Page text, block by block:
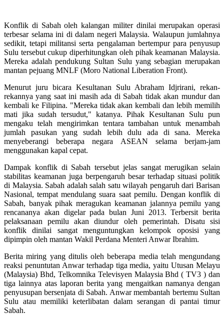
Konflik di Sabah oleh kalangan militer dinilai merupakan operasi
terbesar selama ini di dalam negeri Malaysia. Walaupun jumlahnya
sedikit, tetapi militansi serta pengalaman bertempur para penyusup
Sulu tersebut cukup diperhitungkan oleh pihak keamanan Malaysia.
Mereka adalah pendukung Sultan Sulu yang sebagian merupakan
mantan pejuang MNLF (Moro National Liberation Front).
Menurut juru bicara Kesultanan Sulu Abraham Idjrirani, rekan-
rekannya yang saat ini masih ada di Sabah tidak akan mundur dan
kembali ke Filipina. "Mereka tidak akan kembali dan lebih memilih
mati jika sudah tersudut," katanya. Pihak Kesultanan Sulu pun
mengaku telah mengirimkan tentara tambahan untuk menambah
jumlah pasukan yang sudah lebih dulu ada di sana. Mereka
menyeberangi beberapa negara ASEAN selama berjam-jam
menggunakan kapal cepat.
Dampak konflik di Sabah tersebut jelas sangat merugikan selain
stabilitas keamanan juga berpengaruh besar terhadap situasi politik
di Malaysia. Sabah adalah salah satu wilayah pengaruh dari Barisan
Nasional, tempat mendulang suara saat pemilu. Dengan konflik di
Sabah, banyak pihak meragukan keamanan jalannya pemilu yang
rencananya akan digelar pada bulan Juni 2013. Terbersit berita
pelaksanaan pemilu akan diundur oleh pemerintah. Disatu sisi
konflik dinilai sangat menguntungkan kelompok oposisi yang
dipimpin oleh mantan Wakil Perdana Menteri Anwar Ibrahim.
Berita miring yang ditulis oleh beberapa media telah mengundang
reaksi penuntutan Anwar terhadap tiga media, yaitu Utusan Melayu
(Malaysia) Bhd, Telkomnika Televisyen Malaysia Bhd ( TV3 ) dan
tiga lainnya atas laporan berita yang mengaitkan namanya dengan
penyusupan bersenjata di Sabah. Anwar membantah bertemu Sultan
Sulu atau memiliki keterlibatan dalam serangan di pantai timur
Sabah.